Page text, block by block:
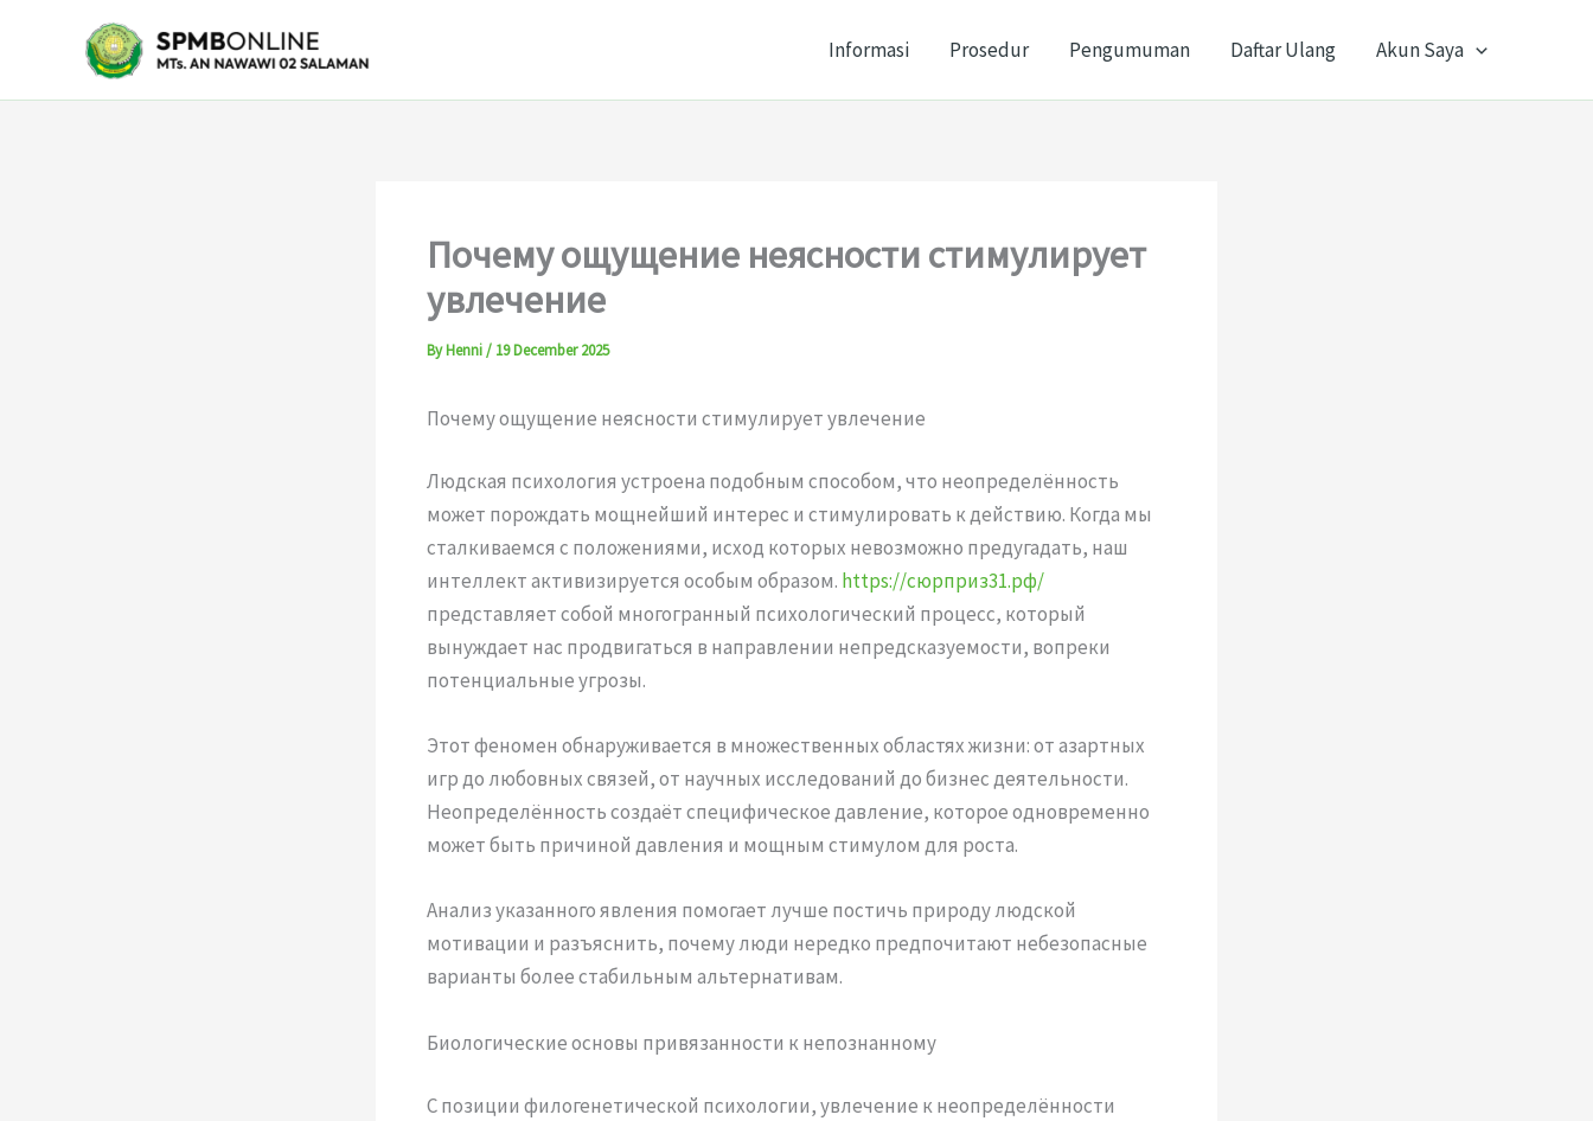
Informasi Prosedur Pengumuman Daftar Ulang Akun Saya
Почему ощущение неясности стимулирует
увлечение
ByHenni/ 19 December 2025
Почему ощущение неясности стимулирует увлечение
Людская психология устроена подобным способом, что неопределённость
может порождать мощнейший интерес и стимулировать к действию. Когда мы
сталкиваемся с положениями, исход которых невозможно предугадать, наш
интеллект активизируется особым образом. https://сюрприз31.рф/
представляет собой многогранный психологический процесс, который
вынуждает нас продвигаться в направлении непредсказуемости, вопреки
потенциальные угрозы.
Этот феномен обнаруживается в множественных областях жизни: от азартных
игр до любовных связей, от научных исследований до бизнес деятельности.
Неопределённость создаёт специфическое давление, которое одновременно
может быть причиной давления и мощным стимулом для роста.
Анализ указанного явления помогает лучше постичь природу людской
мотивации и разъяснить, почему люди нередко предпочитают небезопасные
варианты более стабильным альтернативам.
Биологические основы привязанности к непознанному
С позиции филогенетической психологии, увлечение к неопределённости